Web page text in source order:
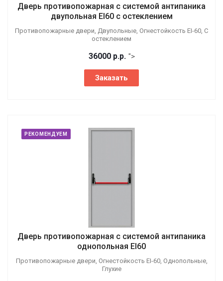
Дверь противопожарная с системой антипаника
двупольная EI60 с остеклением
Противопожарные двери, Двупольные, Огнестойкость EI-60, С
остеклением
36000 р.р. ">
Заказать
РЕКОМЕНДУЕМ
Дверь противопожарная с системой антипаника
однопольная EI60
Противопожарные двери, Огнестойкость EI-60, Однопольные,
Глухие